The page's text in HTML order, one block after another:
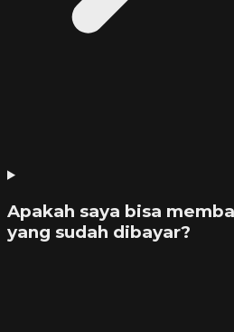
Apakah saya bisa
yang sudah dibayar?